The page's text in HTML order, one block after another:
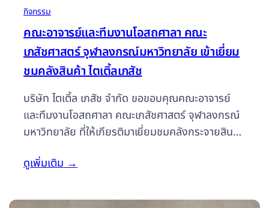
กิจกรรม
คณะอาจารย์และทีมงานโอสถศาลา คณะ
เภสัชศาสตร์ จุฬาลงกรณ์มหาวิทยาลัย เข้าเยี่ยม
ชมคลังสินค้า ไตเติ้ลเภสัช
บริษัท ไตเติ้ล เภสัช จำกัด ขอขอบคุณคณะอาจารย์
และทีมงานโอสถศาลา คณะเภสัชศาสตร์ จุฬาลงกรณ์
มหาวิทยาลัย ที่ให้เกียรติมาเยี่ยมชมคลังกระจายสินค้า
ประสบการณ์ และความรู้ต่าง ๆ ในการบริหารจัดการ
อย่างมีประสิทธิภาพ เพื่อนำไปใช้ในการปฏิบัติงาน และ
ดูเพิ่มเติม→